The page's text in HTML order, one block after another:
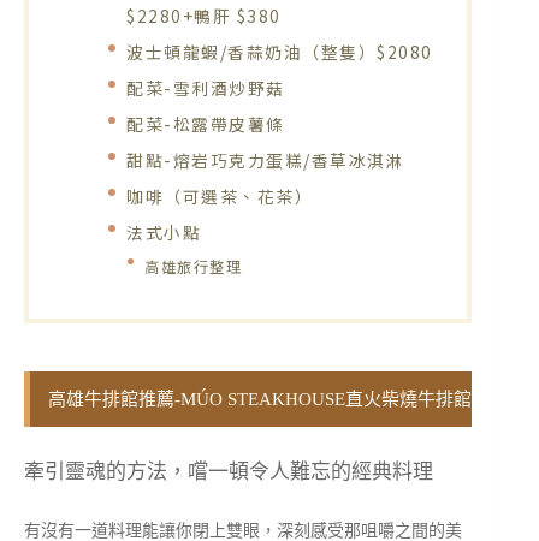
$2280+鴨肝 $380
波士頓龍蝦/香蒜奶油（整隻）$2080
配菜-雪利酒炒野菇
配菜-松露帶皮薯條
甜點-熔岩巧克力蛋糕/香草冰淇淋
咖啡（可選茶、花茶）
法式小點
高雄旅行整理
高雄牛排館推薦-MÚO STEAKHOUSE直火柴燒牛排館
牽引靈魂的方法，嚐一頓令人難忘的經典料理
有沒有一道料理能讓你閉上雙眼，深刻感受那咀嚼之間的美